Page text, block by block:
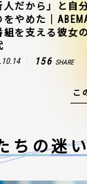
人だから」と自
をやめた｜
組を支える彼女
156 SHARE
こ
ちの迷